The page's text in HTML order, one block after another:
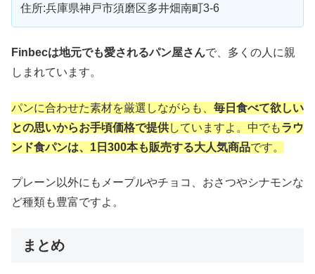
住所:兵庫県神戸市須磨区多井畑南町3-6
Finbecは地元でも愛されるパン屋さんで、多くの人に親
しまれています。
パンに合わせた素材を厳選しながらも、 毎日食べて欲しい
との思いからお手頃価格で提供していますよ。中でもラウ
ンド食パンは、1日300本も販売する大人気商品です。
プレーン以外にもメープルやチョコ、おさつやシナモンな
ど種類も豊富ですよ。
まとめ